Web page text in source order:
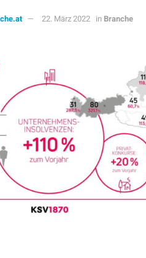
22. März 2022 in Branche